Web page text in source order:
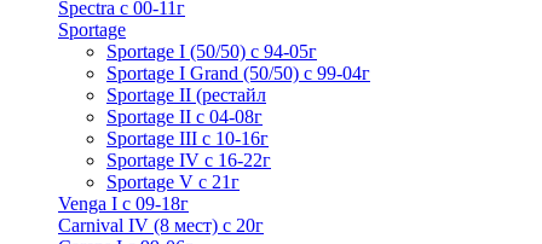
Spectra с 00-11г
Sportage
Sportage I (50/50) с 94-05г
Sportage I Grand (50/50) с 99-04г
Sportage II (рестайл
Sportage II c 04-08г
Sportage III c 10-16г
Sportage IV с 16-22г
Sportage V с 21г
Venga I c 09-18г
Carnival IV (8 мест) с 20г